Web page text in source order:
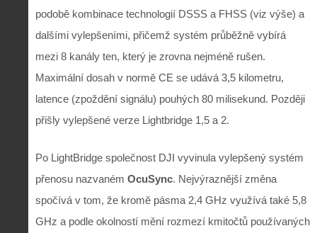
podobě kombinace technologií DSSS a FHSS (viz výše) a
dalšími vylepšeními, přičemž systém průběžně vybírá
mezi 8 kanály ten, který je zrovna nejméně rušen.
Maximální dosah v normě CE se udává 3,5 kilometru,
latence (zpoždění signálu) pouhých 80 milisekund. Později
přišly vylepšené verze Lightbridge 1,5 a 2.
Po LightBridge společnost DJI vyvinula vylepšený systém
přenosu nazvaném OcuSync. Nejvýraznější změna
spočívá v tom, že kromě pásma 2,4 GHz využívá také 5,8
GHz a podle okolností mění rozmezí kmitočtů používaných